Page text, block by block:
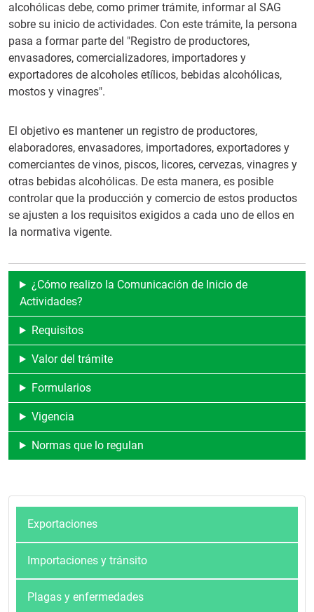
alcohólicas debe, como primer trámite, informar al SAG
sobre su inicio de actividades. Con este trámite, la persona
pasa a formar parte del "Registro de productores,
envasadores, comercializadores, importadores y
exportadores de alcoholes etílicos, bebidas alcohólicas,
mostos y vinagres".
El objetivo es mantener un registro de productores,
elaboradores, envasadores, importadores, exportadores y
comerciantes de vinos, piscos, licores, cervezas, vinagres y
otras bebidas alcohólicas. De esta manera, es posible
controlar que la producción y comercio de estos productos
se ajusten a los requisitos exigidos a cada uno de ellos en
la normativa vigente.
¿Cómo realizo la Comunicación de Inicio de
Actividades?
Requisitos
Valor del trámite
Formularios
Vigencia
Normas que lo regulan
Exportaciones
Importaciones y tránsito
Plagas y enfermedades